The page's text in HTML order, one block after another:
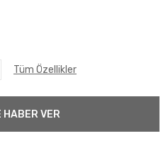
Tüm Özellikler
HABER VER